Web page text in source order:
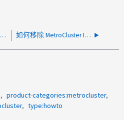
如何从 MetroCluster 配置中移除节点 - 解决指南 如何移除 MetroCluster IP 配置并将其作为独立的 HA 集群使用
product-categories:metrocluster
type:howto